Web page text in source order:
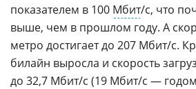
показателем в 100 Мбит/с, что
выше, чем в прошлом году. А
метро достигает до 207 Мбит/с.
билайн выросла и скорость
до 32,7 Мбит/с (19 Мбит/с —